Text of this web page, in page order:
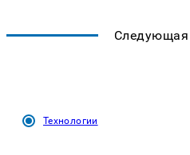
Следующая
Технологии